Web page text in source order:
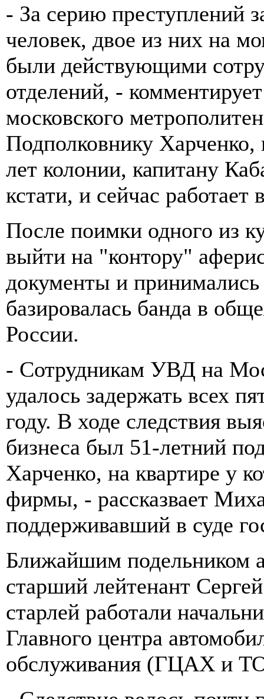
- За серию преступлений
человек, двое из них на
были действующими
отделений, -
московского
Подполковнику Харченко,
лет колонии, капитану
кстати, и сейчас работает
После поимки одного из
выйти на "контору"
документы и
базировалась банда в
России.
- Сотрудникам УВД на
удалось задержать всех
году. В ходе следствия
бизнеса был 51-летний
Харченко, на квартире у
фирмы, - рассказвает
поддерживавший в суде
Ближайшим подельником
старший лейтенант
старлей работали
Главного центра
обслуживания (ГЦАХ и